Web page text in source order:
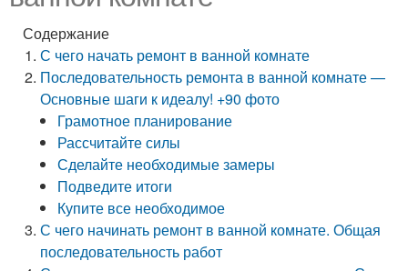
Содержание
С чего начать ремонт в ванной комнате
Последовательность ремонта в ванной комнате —
Основные шаги к идеалу! +90 фото
Грамотное планирование
Рассчитайте силы
Сделайте необходимые замеры
Подведите итоги
Купите все необходимое
С чего начинать ремонт в ванной комнате. Общая
последовательность работ